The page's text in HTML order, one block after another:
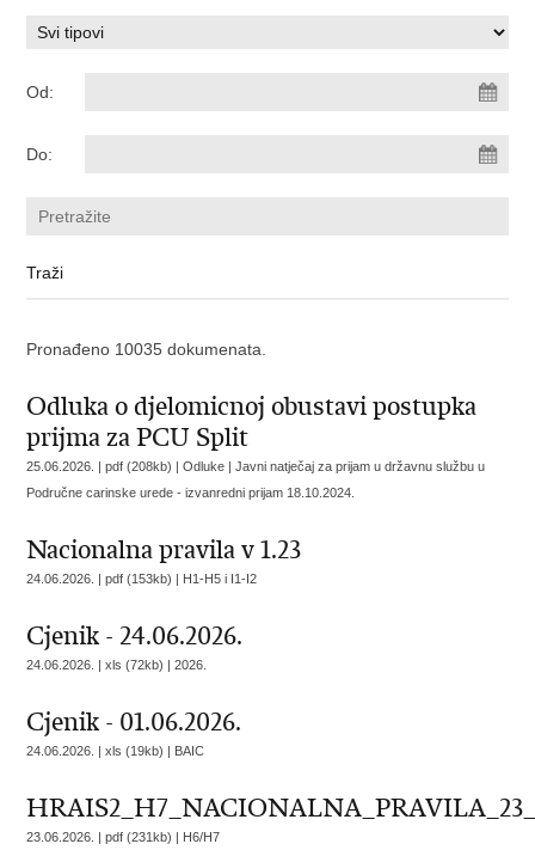
Od:
Do:
Pronađeno 10035 dokumenata.
Odluka o djelomicnoj obustavi postupka
prijma za PCU Split
25.06.2026. | pdf (208kb) | Odluke |Javni natječaj za prijam u državnu službu u
Područne carinske urede - izvanredni prijam 18.10.2024.
Nacionalna pravila v 1.23
24.06.2026. | pdf (153kb) | H1-H5 i I1-I2
Cjenik - 24.06.2026.
24.06.2026. | xls (72kb) |2026.
Cjenik - 01.06.2026.
24.06.2026. | xls (19kb) | BAIC
23.06.2026. | pdf (231kb) | H6/H7